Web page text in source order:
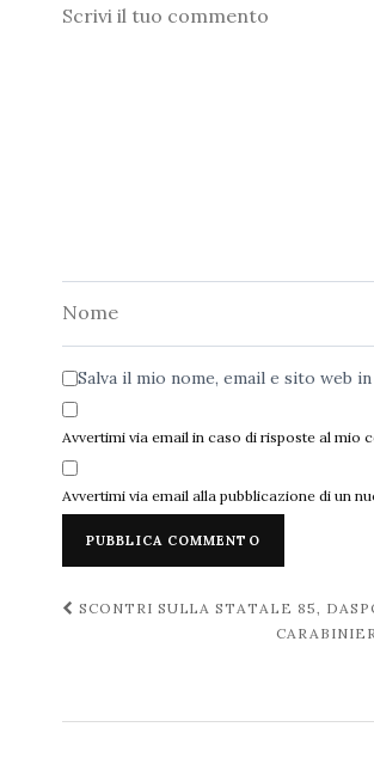
Commento
Salva il mio nome, email e sito web
Avvertimi via email in caso di risposte al mio
Avvertimi via email alla pubblicazione di un
Navigazione
SCONTRI SULLA STATALE 85,